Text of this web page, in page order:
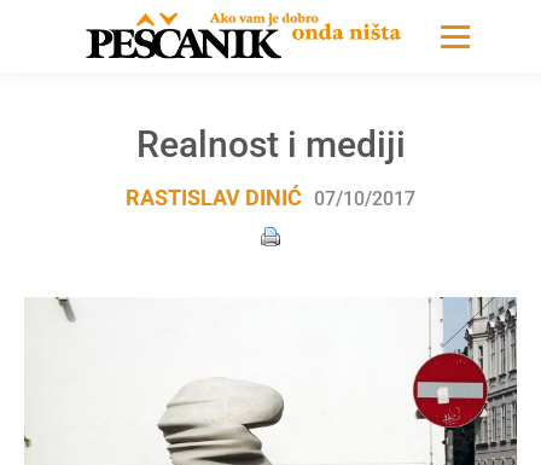
Realnost i mediji
RASTISLAV DINIĆ 07/10/2017